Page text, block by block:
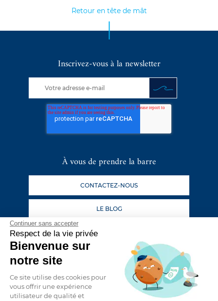
Continuer sans accepter
Respect de la vie privée
Bienvenue sur
notre site
Ce site utilise des cookies pour
vous offrir une expérience
utilisateur de qualité et
Inscrivez-vous à la newsletter
À vous de prendre la barre
CONTACTEZ-NOUS
LE BLOG
Suivez nos aventures
Retour en tête de mât